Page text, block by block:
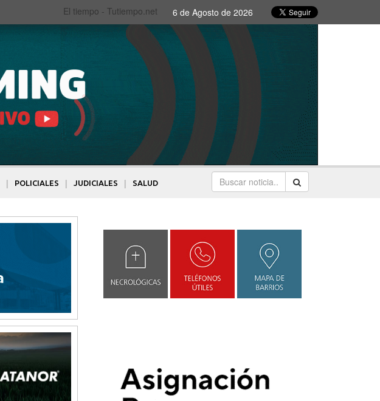
El tiempo - Tutiempo.net 6 de Agosto de 2026
| POLICIALES | JUDICIALES | SALUD